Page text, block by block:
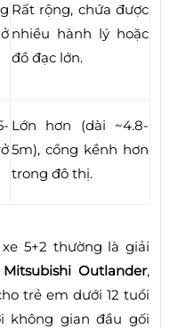
Rất rộng, chứa được
nhiều hành lý hoặc
đồ đạc lớn.
Lớn hơn (dài ~4.8-
5m), cồng kềnh hơn
trong đô thị.
5+2 thường là giải
Mitsubishi Outlander,
trẻ em dưới 12 tuổi
không gian đầu gối